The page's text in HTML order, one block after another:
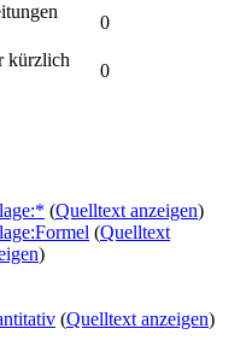
0
kürzlich
0
(Quelltext anzeigen)
(Quelltext
)
(Quelltext anzeigen)